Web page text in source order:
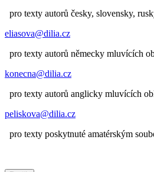
pro texty autorů česky, slovensky,
eliasova@dilia.cz
pro texty autorů německy mluvících
konecna@dilia.cz
pro texty autorů anglicky mluvících
peliskova@dilia.cz
pro texty poskytnuté amatérským